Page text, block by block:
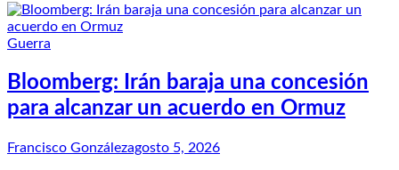
Guerra
Bloomberg: Irán baraja una concesión
para alcanzar un acuerdo en Ormuz
Francisco Gonzálezagosto 5, 2026